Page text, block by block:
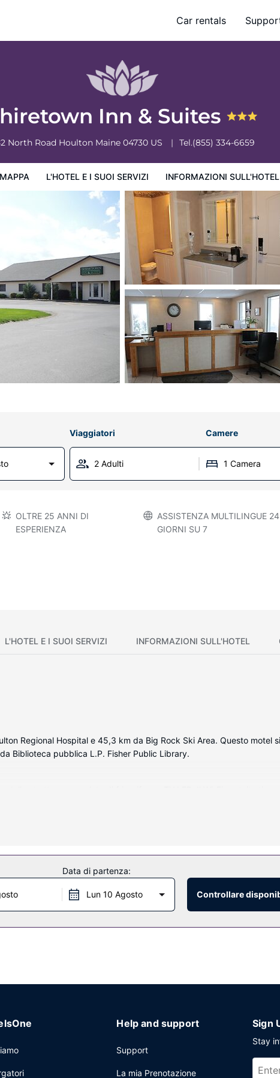
Car rentals
Inn & Suites
North Road Houlton Maine 04730 US Tel.(855) 334-6659
MAPPA L'HOTEL E I SUOI SERVIZI INFORMAZIONI SULL'HOTEL
Condizioni dell'hotel
Viaggiatori Camere
2 Adulti 1 Camera
OLTRE 25 ANNI DI
ESPERIENZA
ASSISTENZA MULTILINGUE
GIORNI SU 7
L'HOTEL E I SUOI SERVIZI INFORMAZIONI SULL'HOTEL
Regional Hospital e 45,3 km da Big Rock Ski Area. Questo
Biblioteca pubblica L.P. Fisher Public Library.
un po' di svago. I bagni dispongono di doccia e asciugacapelli. I
Sports Pub.
Data di partenza:
Lun 10 Agosto Controllare
Help and support
Support
La mia Prenotazione
Sign
Stay